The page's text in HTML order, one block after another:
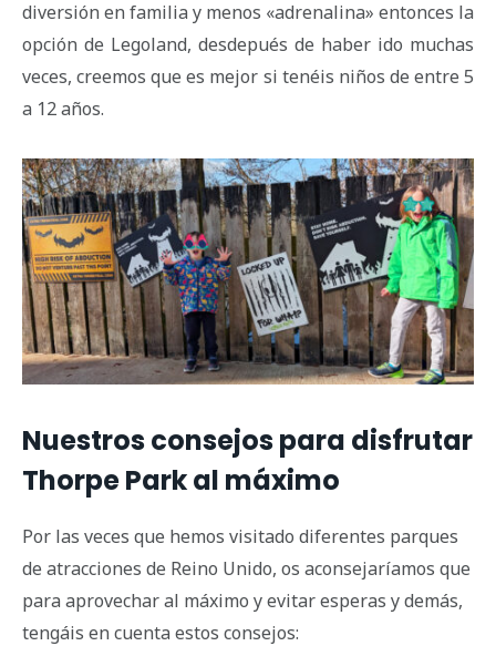
diversión en familia y menos «adrenalina» entonces la
opción de Legoland, desdepués de haber ido muchas
veces, creemos que es mejor si tenéis niños de entre 5
a 12 años.
Nuestros consejos para disfrutar
Thorpe Park al máximo
Por las veces que hemos visitado diferentes parques
de atracciones de Reino Unido, os aconsejaríamos que
para aprovechar al máximo y evitar esperas y demás,
tengáis en cuenta estos consejos: